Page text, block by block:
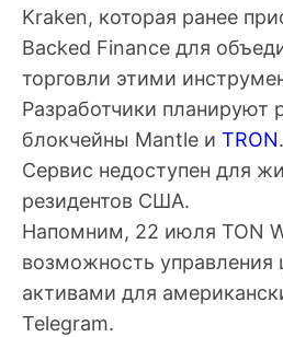
Kraken, которая ранее
Backed Finance для
торговли этими
Разработчики планируют
блокчейны Mantle и TRON.
Сервис недоступен для
резидентов США.
Напомним, 22 июля TON
возможность
активами для
Telegram.